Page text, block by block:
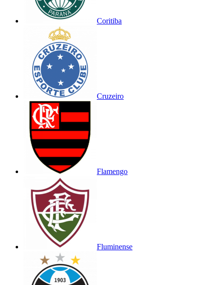
Coritiba
Cruzeiro
Flamengo
Fluminense